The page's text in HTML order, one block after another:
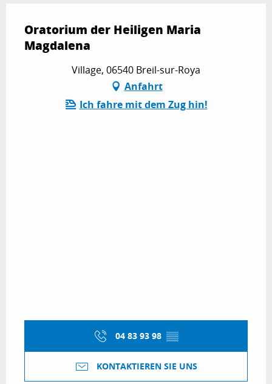
Oratorium der Heiligen Maria
Magdalena
Village, 06540 Breil-sur-Roya
Anfahrt
Ich fahre mit dem Zug hin!
04 83 93 98 ▒▒
KONTAKTIEREN SIE UNS